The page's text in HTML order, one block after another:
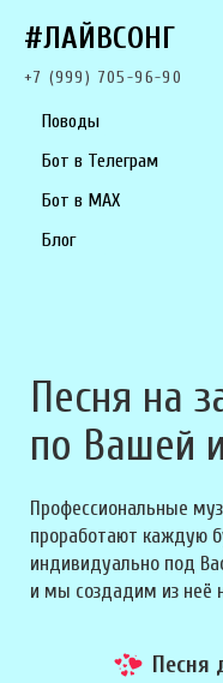
#ЛАЙВСОНГ
+7 (999) 705-96-90
Поводы
Бот в Телеграм
Бот в MAX
Блог
Песня на
по Вашей
Профессиональные
проработают каждую
индивидуально под
и мы создадим из неё
Песня